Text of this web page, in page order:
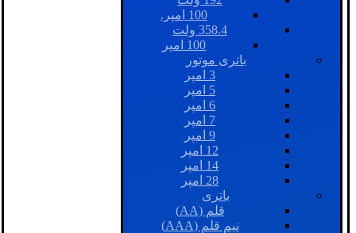
100 امپر.
358.4 ولت
100 امپر
باتری موتور
3 امپر
5 امپر
6 امپر
7 امپر
9 امپر
12 امپر
14 امپر
28 امپر
باتری
قلم (AA)
نیم قلم (AAA)